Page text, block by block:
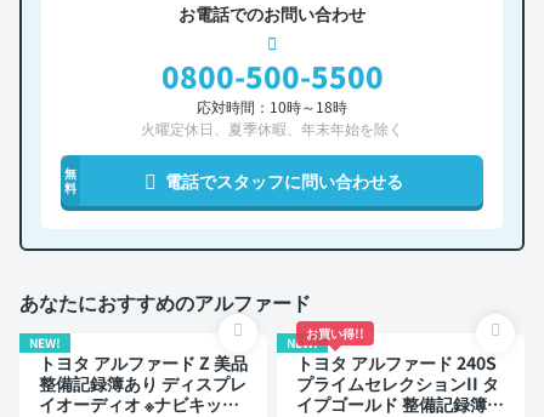
お電話でのお問い合わせ
0800-500-5500
応対時間：10時～18時
火曜定休日、夏季休暇、年末年始を除く
無
料
電話でスタッフに問い合わせる
あなたにおすすめのアルファード
NEW!
トヨタ アルファード Z 美品
整備記録簿あり ディスプレ
イオーディオ ※ナビキット
NEW!
お買い得!!
トヨタ アルファード 240S
プライムセレクションII タ
イプゴールド 整備記録簿あ